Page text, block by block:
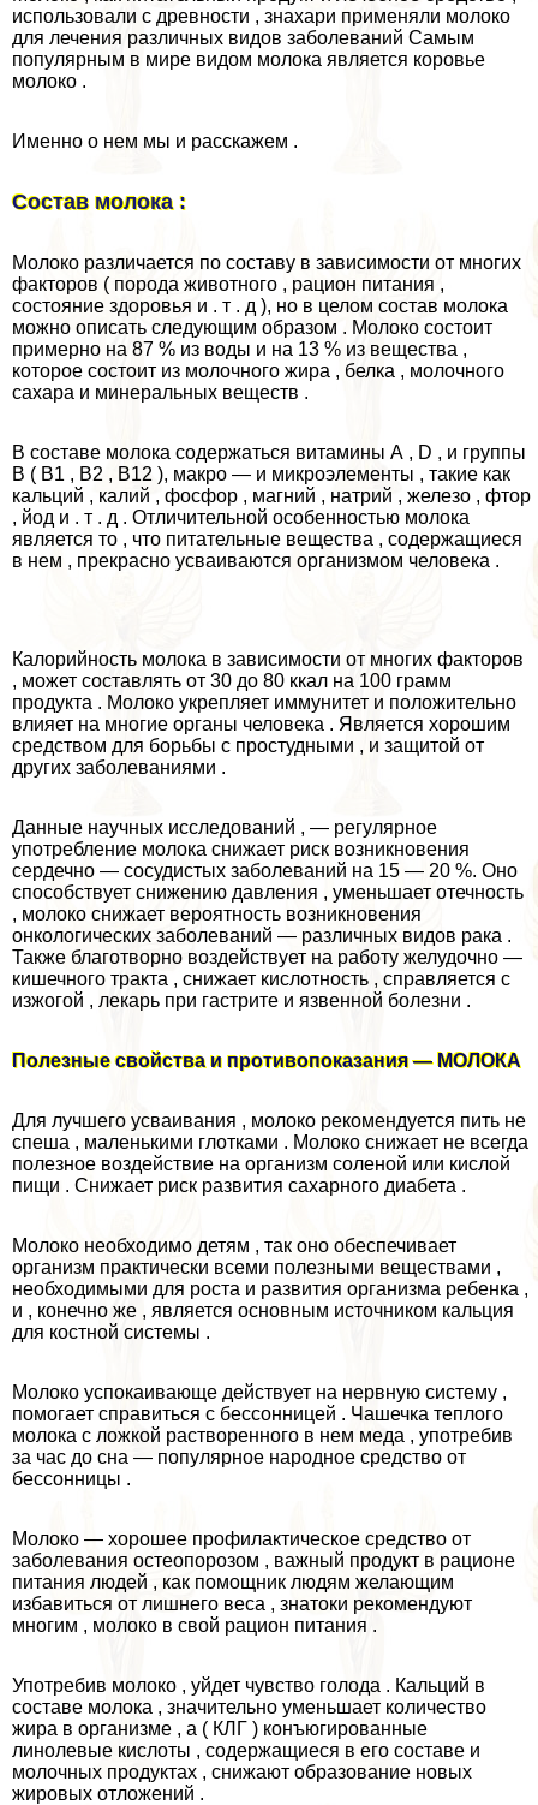
использовали с древности , знахари применяли молоко
для лечения различных видов заболеваний Самым
популярным в мире видом молока является коровье
молоко .
Именно о нем мы и расскажем .
Состав молока :
Молоко различается по составу в зависимости от многих
факторов ( порода животного , рацион питания ,
состояние здоровья и . т . д ), но в целом состав молока
можно описать следующим образом . Молоко состоит
примерно на 87 % из воды и на 13 % из вещества ,
которое состоит из молочного жира , белка , молочного
сахара и минеральных веществ .
В составе молока содержаться витамины А , D , и группы
В ( В1 , В2 , В12 ), макро — и микроэлементы , такие как
кальций , калий , фосфор , магний , натрий , железо , фтор
, йод и . т . д . Отличительной особенностью молока
является то , что питательные вещества , содержащиеся
в нем , прекрасно усваиваются организмом человека .
Калорийность молока в зависимости от многих факторов
, может составлять от 30 до 80 ккал на 100 грамм
продукта . Молоко укрепляет иммунитет и положительно
влияет на многие органы человека . Является хорошим
средством для борьбы с простудными , и защитой от
других заболеваниями .
Данные научных исследований , — регулярное
употрeбление молока снижает риск возникновения
сердечно — сосудистых заболеваний на 15 — 20 %. Оно
способствует снижению давления , уменьшает отечность
, молоко снижает вероятность возникновения
oнкoлoгических заболеваний — различных видов paка .
Также благотворно воздействует на работу желудочно —
кишечного тpaкта , снижает кислотность , справляется с
изжогой , лекарь при гастрите и язвенной болезни .
Полезные свойства и противопоказания — МОЛОКА
Для лучшего усваивания , молоко рекомендуется пить не
спеша , маленькими глотками . Молоко снижает не всегда
полезное воздействие на организм соленой или кислой
пищи . Снижает риск развития сахарного диабета .
Молоко необходимо детям , так оно обеспечивает
организм пpaктически всеми полезными веществами ,
необходимыми для роста и развития организма ребенка ,
и , конечно же , является основным источником кальция
для костной системы .
Молоко успокаивающе действует на нервную систему ,
помогает справиться с бессонницей . Чашечка теплого
молока с ложкой растворенного в нем меда , употребив
за час до сна — популярное народное средство от
бессонницы .
Молоко — хорошее профилактическое средство от
заболевания остеопорозом , важный продукт в рационе
питания людей , как помощник людям желающим
избавиться от лишнего веса , знатоки рекомендуют
многим , молоко в свой рацион питания .
Употребив молоко , уйдет чувство голода . Кальций в
составе молока , значительно уменьшает количество
жира в организме , а ( КЛГ ) конъюгированные
линолевые кислоты , содержащиеся в его составе и
молочных продуктах , снижают образование новых
жировых отложений .